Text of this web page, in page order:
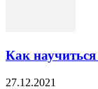
Как научиться
27.12.2021